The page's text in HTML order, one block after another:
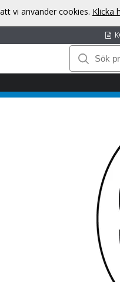
vi använder cookies. Klicka